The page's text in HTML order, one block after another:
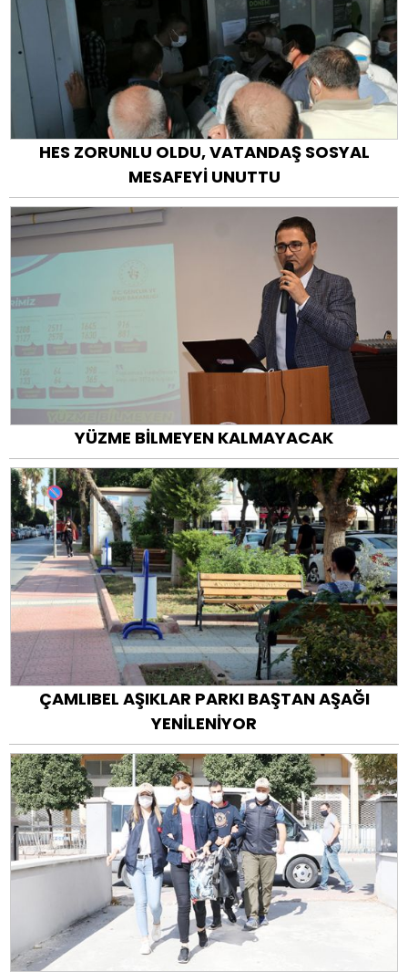
HES ZORUNLU OLDU, VATANDAŞ SOSYAL
MESAFEYİ UNUTTU
YÜZME BİLMEYEN KALMAYACAK
ÇAMLIBEL AŞIKLAR PARKI BAŞTAN AŞAĞI
YENİLENİYOR